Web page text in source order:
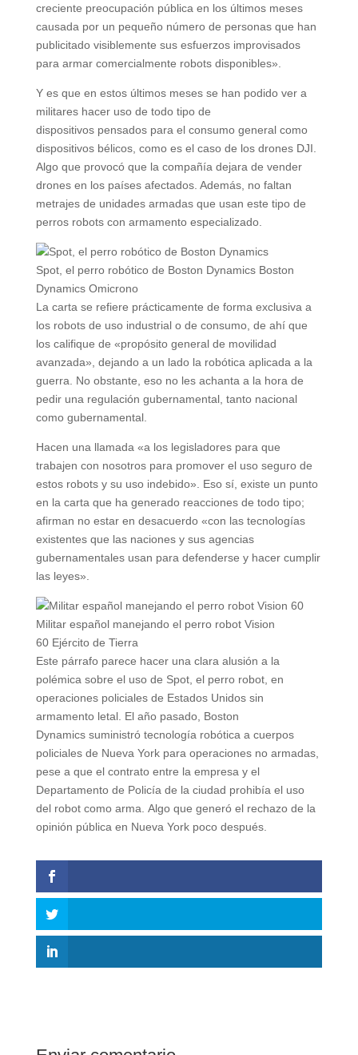
creciente preocupación pública en los últimos meses
causada por un pequeño número de personas que han
publicitado visiblemente sus esfuerzos improvisados
para armar comercialmente robots disponibles».
Y es que en estos últimos meses se han podido ver a
militares hacer uso de todo tipo de
dispositivos pensados para el consumo general como
dispositivos bélicos, como es el caso de los drones DJI.
Algo que provocó que la compañía dejara de vender
drones en los países afectados. Además, no faltan
metrajes de unidades armadas que usan este tipo de
perros robots con armamento especializado.
Spot, el perro robótico de Boston Dynamics Boston
Dynamics Omicrono
La carta se refiere prácticamente de forma exclusiva a
los robots de uso industrial o de consumo, de ahí que
los califique de «propósito general de movilidad
avanzada», dejando a un lado la robótica aplicada a la
guerra. No obstante, eso no les achanta a la hora de
pedir una regulación gubernamental, tanto nacional
como gubernamental.
Hacen una llamada «a los legisladores para que
trabajen con nosotros para promover el uso seguro de
estos robots y su uso indebido». Eso sí, existe un punto
en la carta que ha generado reacciones de todo tipo;
afirman no estar en desacuerdo «con las tecnologías
existentes que las naciones y sus agencias
gubernamentales usan para defenderse y hacer cumplir
las leyes».
Militar español manejando el perro robot Vision
60 Ejército de Tierra
Este párrafo parece hacer una clara alusión a la
polémica sobre el uso de Spot, el perro robot, en
operaciones policiales de Estados Unidos sin
armamento letal. El año pasado, Boston
Dynamics suministró tecnología robótica a cuerpos
policiales de Nueva York para operaciones no armadas,
pese a que el contrato entre la empresa y el
Departamento de Policía de la ciudad prohibía el uso
del robot como arma. Algo que generó el rechazo de la
opinión pública en Nueva York poco después.